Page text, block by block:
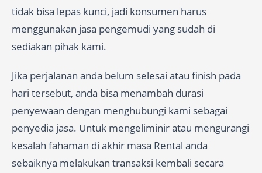
tidak bisa lepas kunci, jadi konsumen harus
menggunakan jasa pengemudi yang sudah di
sediakan pihak kami.
Jika perjalanan anda belum selesai atau finish pada
hari tersebut, anda bisa menambah durasi
penyewaan dengan menghubungi kami sebagai
penyedia jasa. Untuk mengeliminir atau mengurangi
kesalah fahaman di akhir masa Rental anda
sebaiknya melakukan transaksi kembali secara